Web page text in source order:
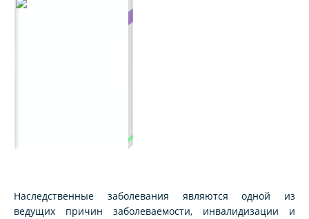
Наследственные заболевания являются одной из
ведущих причин заболеваемости, инвалидизации и